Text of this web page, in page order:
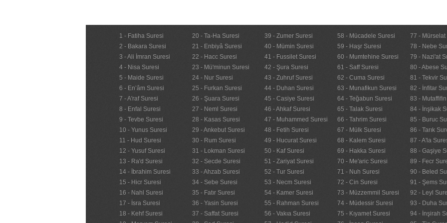
1 - Fatiha Suresi
2 - Bakara Suresi
3 - Ali İmran Suresi
4 - Nisa Suresi
5 - Maide Suresi
6 - En’âm Suresi
7 - A'raf Suresi
8 - Enfal Suresi
9 - Tevbe Suresi
10 - Yunus Suresi
11 - Hud Suresi
12 - Yusuf Suresi
13 - Ra'd Suresi
14 - İbrahim Suresi
15 - Hicr Suresi
16 - Nahl Suresi
17 - İsra Suresi
18 - Kehf Suresi
20 - Ta-Ha Suresi
21 - Enbiyâ Suresi
22 - Hacc Suresi
23 - Mü'minun Suresi
24 - Nur Suresi
25 - Furkan Suresi
26 - Şuara Suresi
27 - Neml Suresi
28 - Kasas Suresi
29 - Ankebut Suresi
30 - Rum Suresi
31 - Lokman Suresi
32 - Secde Suresi
33 - Ahzab Suresi
34 - Sebe Suresi
35 - Fatır Suresi
36 - Yasin Suresi
37 - Saffat Suresi
39 - Zumer Suresi
40 - Mümin Suresi
41 - Fussilet Suresi
42 - Şura Suresi
43 - Zuhruf Suresi
44 - Duhan Suresi
45 - Casiye Suresi
46 - Ahkaf Suresi
47 - Muhammed Suresi
48 - Fetih Suresi
49 - Hucurat Suresi
50 - Kaf Suresi
51 - Zariyat Suresi
52 - Tur Suresi
53 - Necm Suresi
54 - Kamer Suresi
55 - Rahman Suresi
56 - Vakıa Suresi
58 - Mücadele Suresi
59 - Haşr Suresi
60 - Mumtehine Suresi
61 - Saff Suresi
62 - Cuma Suresi
63 - Munafikun Suresi
64 - Teğabun Suresi
65 - Talak Suresi
66 - Tahrim Suresi
67 - Mülk Suresi
68 - Kalem Suresi
69 - Hakka Suresi
70 - Me'aric Suresi
71 - Nuh Suresi
72 - Cin Suresi
73 - Müzzemmil Suresi
74 - Müdessir Suresi
75 - Kıyamet Suresi
77 - Mürselat
78 - Nebe
79 - Nazi'at
80 - Abese
81 - Tekvir
82 - İnfitar
83 -
84 - İnşikak
85 - Buruc
86 - Tarık
87 - A'la
88 - Gaşiye
89 - Fecr
90 - Beled
91 - Şems
92 - Leyl
93 - Duha
94 - İnşirah